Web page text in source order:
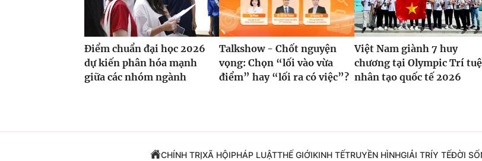
Điểm chuẩn đại học 2026
dự kiến phân hóa mạnh
giữa các nhóm ngành
Talkshow - Chốt nguyện
vọng: Chọn “lối vào vừa
điểm” hay “lối ra có việc”?
Việt Nam giành 7 huy
chương tại Olympic Trí tuệ
nhân tạo quốc tế 2026
CHÍNH TRỊXÃ HỘIPHÁP LUẬTTHẾ GIỚIKINH TẾTRUYỀN HÌNHGIẢI TRÍY TẾĐỜI